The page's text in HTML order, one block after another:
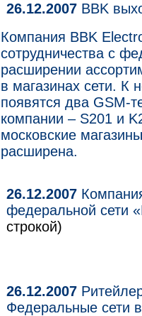
26.12.2007 BBK
Компания BBK
сотрудничества с
расширении
в магазинах сети. К
появятся два GSM-
компании – S201 и
московские
расширена.
26.12.2007
федеральной сети
строкой)
26.12.2007
Федеральные сети